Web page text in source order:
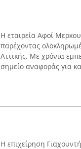
Η εταιρεία Αφοί
παρέχοντας
Αττικής. Με χρόνια
σημείο αναφοράς για
Η επιχείρηση